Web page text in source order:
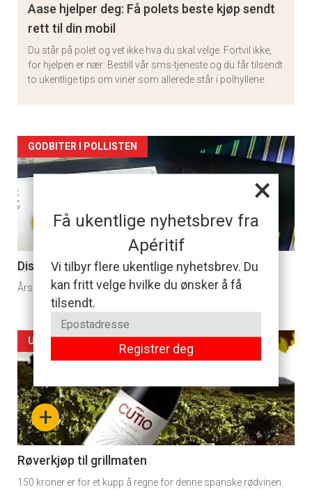
×
Få ukentlige nyhetsbrev fra
Apéritif
Vi tilbyr flere ukentlige nyhetsbrev. Du
kan fritt velge hvilke du ønsker å få
tilsendt.
Registrer deg
Aase hjelper deg: Få polets beste kjøp sendt
rett til din mobil
Du står på polet og vet ikke hva du skal velge. Fortvil ikke,
for hjelpen er nær: Bestill vår sms-tjeneste og du får tilsendt
to ukentlige tips om viner som allerede står i polhyllene.
Artikler
detail
-
section
11
GODBITER I POLLISTEN
Disse vinene er usannsynlig billige
Årsaken er knyttet til eieren som får sin «lønn i himmelen».
Artikler
detail
-
section
11
Dagens
+
UKENS VIN
Røverkjøp til grillmaten
150 kroner er for et kupp å regne for denne spanske rødvinen.